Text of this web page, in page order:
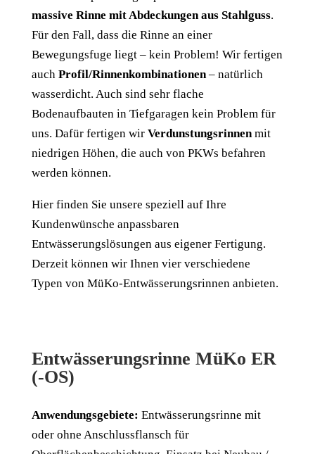
massive Rinne mit Abdeckungen aus Stahlguss.
Für den Fall, dass die Rinne an einer
Bewegungsfuge liegt – kein Problem! Wir fertigen
auch Profil/Rinnenkombinationen– natürlich
wasserdicht. Auch sind sehr flache
Bodenaufbauten in Tiefgaragen kein Problem für
uns. Dafür fertigen wir Verdunstungsrinnenmit
niedrigen Höhen, die auch von PKWs befahren
werden können.
Hier finden Sie unsere speziell auf Ihre
Kundenwünsche anpassbaren
Entwässerungslösungen aus eigener Fertigung.
Derzeit können wir Ihnen vier verschiedene
Typen von MüKo-Entwässerungsrinnen anbieten.
Entwässerungsrinne MüKo ER
(-OS)
Anwendungsgebiete: Entwässerungsrinne mit
oder ohne Anschlussflansch für